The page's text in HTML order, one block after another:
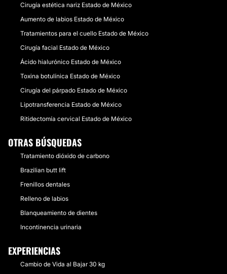
Cirugía estética nariz Estado de México
Aumento de labios Estado de México
Tratamientos para el cuello Estado de México
Cirugía facial Estado de México
Ácido hialurónico Estado de México
Toxina botulínica Estado de México
Cirugía del párpado Estado de México
Lipotransferencia Estado de México
Ritidectomía cervical Estado de México
OTRAS BÚSQUEDAS
Tratamiento dióxido de carbono
Brazilian butt lift
Frenillos dentales
Relleno de labios
Blanqueamiento de dientes
Incontinencia urinaria
EXPERIENCIAS
Cambio de Vida al Bajar 30 kg